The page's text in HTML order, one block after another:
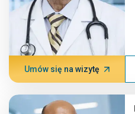
Umów się na wizytę